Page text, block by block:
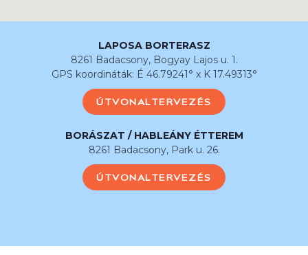
LAPOSA BORTERASZ
8261 Badacsony, Bogyay Lajos u. 1.
GPS koordináták: É 46.79241° x K 17.49313°
ÚTVONALTERVEZÉS
BORÁSZAT / HABLEÁNY ÉTTEREM
8261 Badacsony, Park u. 26.
ÚTVONALTERVEZÉS